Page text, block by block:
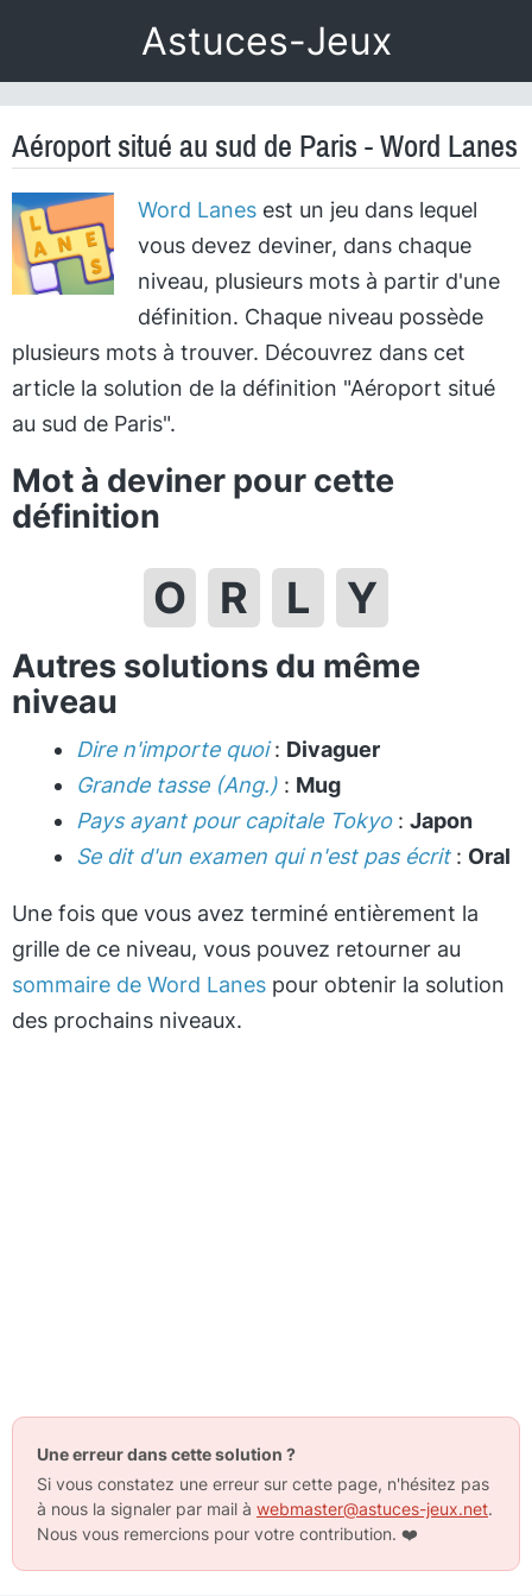
Astuces-Jeux
Aéroport situé au sud de Paris - Word Lanes
Word Lanesest un jeu dans lequel
vous devez deviner, dans chaque
niveau, plusieurs mots à partir d'une
définition. Chaque niveau possède
plusieurs mots à trouver. Découvrez dans cet
article la solution de la définition "Aéroport situé
au sud de Paris".
Mot à deviner pour cette
définition
O R L Y
Autres solutions du même
niveau
Dire n'importe quoi: Divaguer
Grande tasse (Ang.) : Mug
Pays ayant pour capitale Tokyo: Japon
Se dit d'un examen qui n'est pas écrit: Oral
Une fois que vous avez terminé entièrement la
grille de ce niveau, vous pouvez retourner au
sommaire de Word Lanes pour obtenir la solution
des prochains niveaux.
Une erreur dans cette solution ?
Si vous constatez une erreur sur cette page, n'hésitez pas
à nous la signaler par mail à webmaster@astuces-jeux.net.
Nous vous remercions pour votre contribution. ❤️